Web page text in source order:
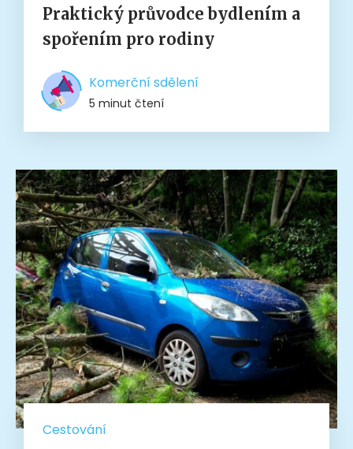
Praktický průvodce bydlením a
spořením pro rodiny
Komerční sdělení
5 minut čtení
Cestování